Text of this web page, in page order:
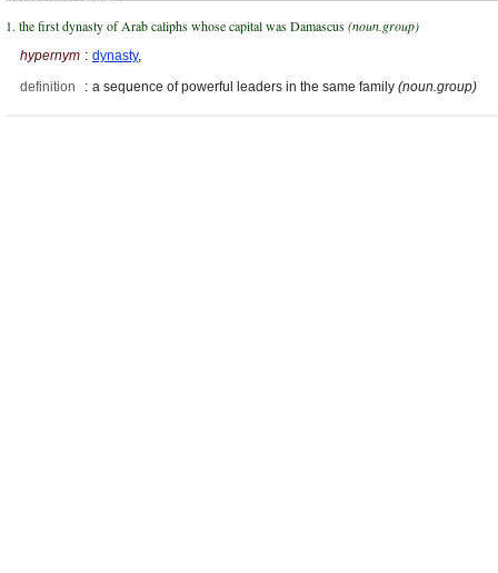
1. the first dynasty of Arab caliphs whose capital was Damascus(noun.group)
hypernym : dynasty,
definition
: a sequence of powerful leaders in the same family (noun.group)